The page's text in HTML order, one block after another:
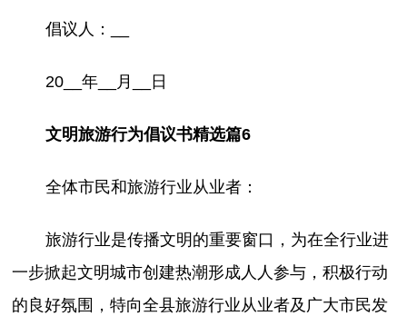
倡议人：__
20__年__月__日
文明旅游行为倡议书精选篇6
全体市民和旅游行业从业者：
旅游行业是传播文明的重要窗口，为在全行业进
一步掀起文明城市创建热潮形成人人参与，积极行动
的良好氛围，特向全县旅游行业从业者及广大市民发